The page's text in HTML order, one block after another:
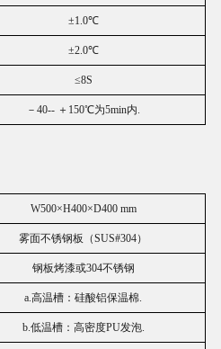
±1.0℃
±2.0℃
≤8S
－40-- ＋150℃为5min内.
W500×H400×D400 mm
雾面不锈钢板（SUS#304）
钢板烤漆或304不锈钢
a.高温槽：硅酸铝保温棉.
b.低温槽：高密度PU发泡.